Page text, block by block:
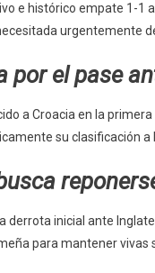
e histórico empate 1-1
urgentemente
por el pase
a Croacia en la
su clasificación a
derrota inicial ante
para mantener vivas